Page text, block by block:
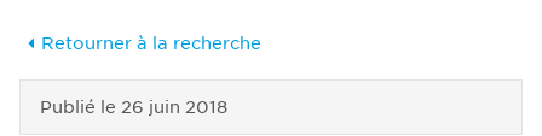
Retourner à la recherche
Publié le 26 juin 2018